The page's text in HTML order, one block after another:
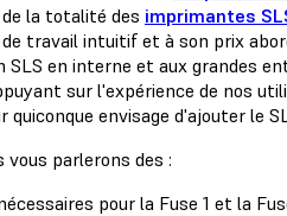
la totalité des imprimantes
travail intuitif et à son prix
SLS en interne et aux grandes
sur l'expérience de nos
envisage d'ajouter le
parlerons des :
pour la Fuse 1 et la